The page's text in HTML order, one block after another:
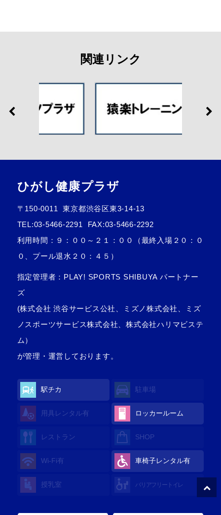
関連リンク
ひがし健康プラザ
〒150-0011
東京都渋谷区東3-14-13
TEL:03-5466-2291
FAX:03-5466-2292
利用時間：９：００～２１：００（最終入場２０：０
０、プール退水２０：４５）
指定管理者：PLAY! SPORTS SHIBUYA パートナー
ズ
(株式会社 渋谷サービス公社、ミズノ株式会社、ミズ
ノスポーツサービス株式会社、株式会社ハリマビステ
ム）
が管理・運営しております。
駅チカ 駐車場
用具レンタル有 ロッカールーム
レストラン SHOP
Wi-Fi有 車椅子レンタル有
授乳室 バリアフリートイレ